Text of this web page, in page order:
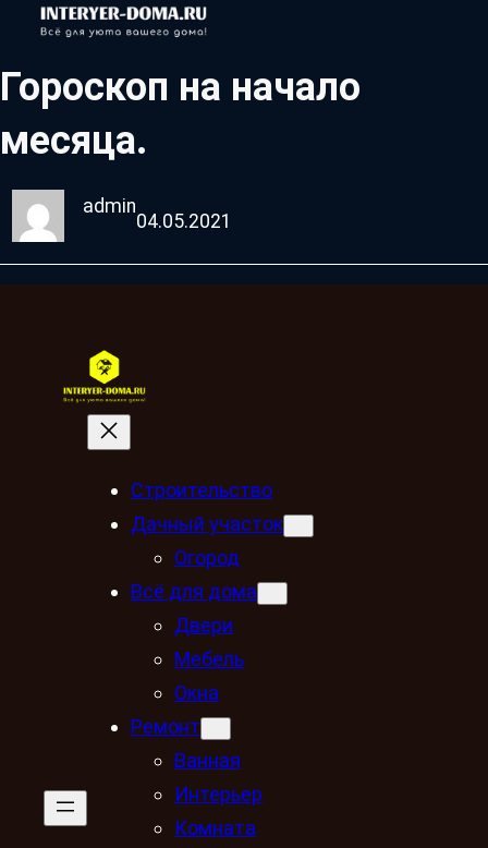
Гороскоп на начало
месяца.
admin
04.05.2021
Строительство
Дачный участок
Огород
Всё для дома
Двери
Мебель
Окна
Ремонт
Ванная
Интерьер
Комната